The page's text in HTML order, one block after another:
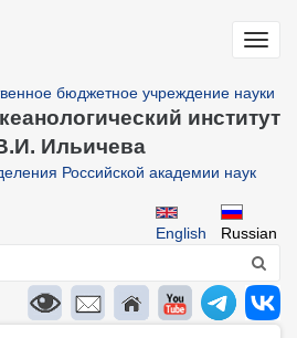
бюджетное учреждение науки
институт
Ильичева
Российской академии наук
Russian
English